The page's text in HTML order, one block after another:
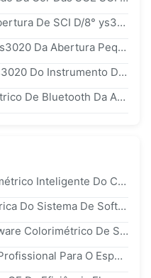
Máquina Colorimétrica Da Abertura De SCI D/8° ys3020 Silk 8mm
Máquina Colorimétrica Silk ys3020 Da Abertura Pequena De 1*3mm Para Touchpads/Sensores De Revestimento Da Impressão Digital
Abertura Opcional 1*3mm ys3020 Do Instrumento De Medição Da Cor De D/8° Para A Tubulação Do PVC
Espectrofotômetro Colorimétrico De Bluetooth Da Abertura Da Máquina 8mm De Silk ys3020 Para A Pintura
Sistema De Software Colorimétrico Inteligente Do CMS Com Desempenho Estável
Eficiência Elevada Colorimétrica Do Sistema De Software Do Laboratório Silk Com 6 Módulos
Projeto Ergonômico Do Software Colorimétrico De Specrophotometer Para A Cor Cottection
Software Silk Colorimétrico Profissional Para O Espectrofotômetro ns800